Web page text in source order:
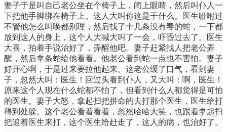
妻子于是叫自己老公坐在个椅子上，闭上眼睛，然后叫仆人一
下把他手脚绑在椅子上。这人大叫你这是干什么。医生吩咐过
不管他怎么叫唤都别理，然后找了十几条没有毒的蛇，一下都
放到这人的身上，这个人大喊大叫了一会，吓昏过去了。医生
大喜，拍着手说治好了，弄醒他吧。妻子赶紧找人把老公弄
醒，然后拿条蛇给他看看。他老公看到蛇一点也不害怕。妻子
好开心啊，于是过来要拉他起来。这老公缓了口气，看到妻
子，忽然大叫：医生！回过头看到仆人，又大叫：啊，医生！
原来这个人现在什么蛇都不怕了，但看到什么人都觉得是可怕
的医生。妻子大怒，拿起扫把拼命的去打那个医生，医生给打
得到处躲。这个老公看着看着，忽然哈哈大笑，也跟着拿起扫
把追着医生来打，这个医生给赶走了，这人的病，也治好了。